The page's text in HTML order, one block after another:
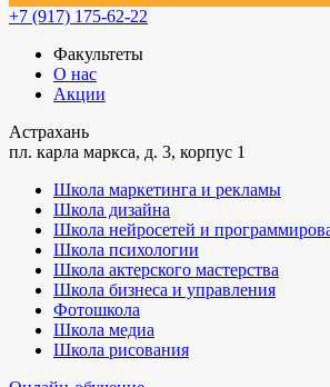
+7 (917) 175-62-22
Факультеты
О нас
Акции
Астрахань
пл. карла маркса, д. 3, корпус 1
Школа маркетинга и рекламы
Школа дизайна
Школа нейросетей и
Школа психологии
Школа актерского мастерства
Школа бизнеса и управления
Фотошкола
Школа медиа
Школа рисования